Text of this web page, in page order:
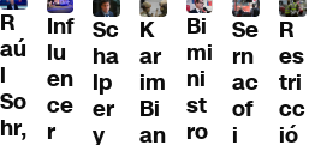
R
aú
l
So
hr,
Inf
lu
en
ce
r
Sc
ha
lp
er
y
K
ar
im
Bi
an
Bi
mi
ni
st
ro
Se
rn
ac
of
i
R
es
tri
cc
ió